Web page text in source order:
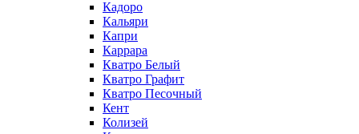
Кадоро
Кальяри
Капри
Каррара
Кватро Белый
Кватро Графит
Кватро Песочный
Кент
Колизей